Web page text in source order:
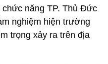
năng TP. Thủ Đức
nghiệm hiện trường
trọng xảy ra trên địa